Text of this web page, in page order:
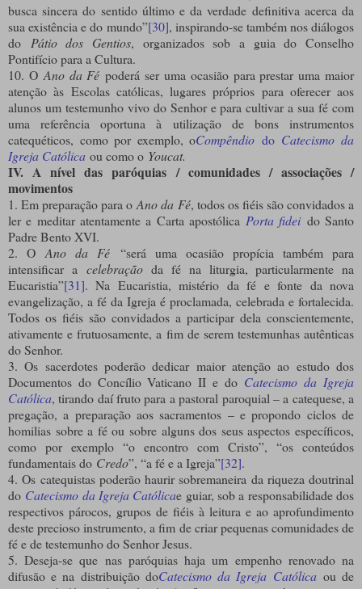
busca sincera do sentido último e da verdade definitiva acerca da
sua existência e do mundo”[30], inspirando-se também nos diálogos
do Pátio dos Gentios, organizados sob a guia do Conselho
Pontifício para a Cultura.
10. O Ano da Fé poderá ser uma ocasião para prestar uma maior
atenção às Escolas católicas, lugares próprios para oferecer aos
alunos um testemunho vivo do Senhor e para cultivar a sua fé com
uma referência oportuna à utilização de bons instrumentos
catequéticos, como por exemplo, oCompêndio do Catecismo da
Igreja Católica ou como o Youcat.
IV. A nível das paróquias / comunidades / associações /
movimentos
1. Em preparação para oAno da Fé, todos os fiéis são convidados a
ler e meditar atentamente a Carta apostólica Porta fideido Santo
Padre Bento XVI.
2. OAno da Fé “será uma ocasião propícia também para
intensificar a celebraçãoda fé na liturgia, particularmente na
Eucaristia”[31]. Na Eucaristia, mistério da fé e fonte da nova
evangelização, a fé da Igreja é proclamada, celebrada e fortalecida.
Todos os fiéis são convidados a participar dela conscientemente,
ativamente e frutuosamente, a fim de serem testemunhas autênticas
do Senhor.
3. Os sacerdotes poderão dedicar maior atenção ao estudo dos
Documentos do Concílio Vaticano II e do Catecismo da Igreja
Católica, tirando daí fruto para a pastoral paroquial – a catequese, a
pregação, a preparação aos sacramentos – e propondo ciclos de
homilias sobre a fé ou sobre alguns dos seus aspectos específicos,
como por exemplo “o encontro com Cristo”, “os conteúdos
fundamentais do Credo”, “a fé e a Igreja”[32].
4. Os catequistas poderão haurir sobremaneira da riqueza doutrinal
do Catecismo da Igreja Católicae guiar, sob a responsabilidade dos
respectivos párocos, grupos de fiéis à leitura e ao aprofundimento
deste precioso instrumento, a fim de criar pequenas comunidades de
fé e de testemunho do Senhor Jesus.
5. Deseja-se que nas paróquias haja um empenho renovado na
difusão e na distribuição doCatecismo da Igreja Católicaou de